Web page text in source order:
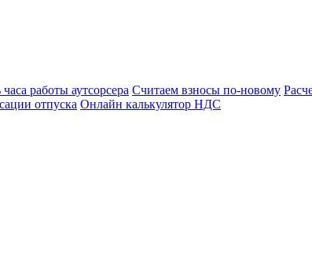
работы аутсорсера Считаем взносы по-новому
отпуска Онлайн калькулятор НДС